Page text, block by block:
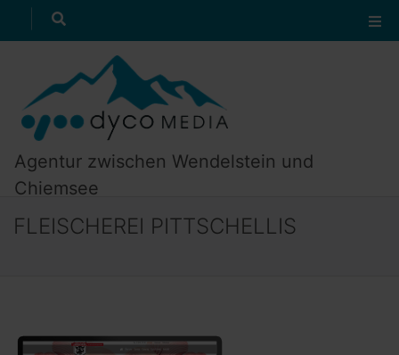
zum Textanfang
zur Navigation
Referenzen
Agentur zwischen Wendelstein und
Chiemsee
FLEISCHEREI PITTSCHELLIS